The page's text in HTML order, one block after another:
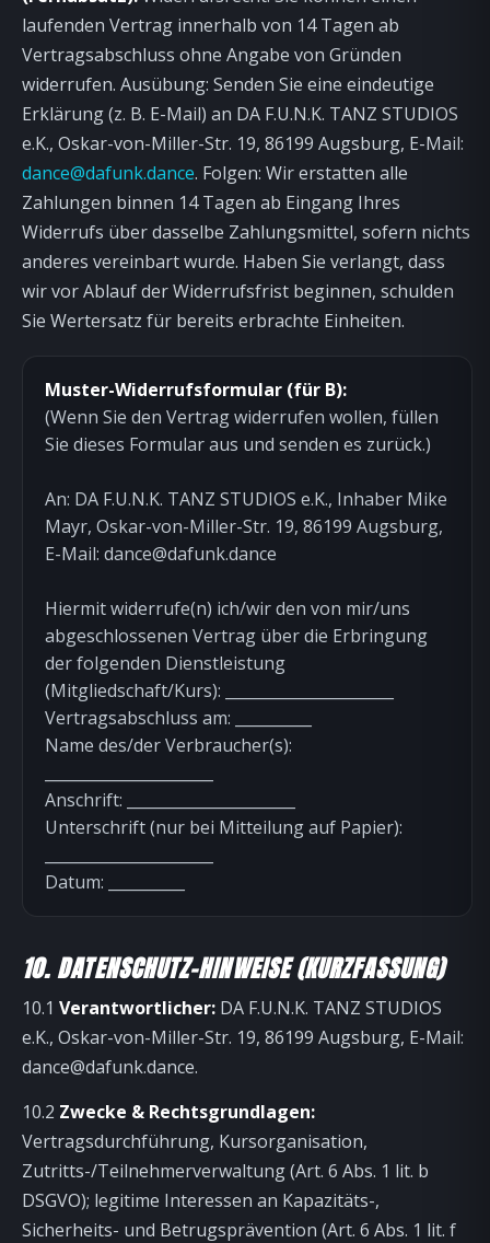
laufenden Vertrag innerhalb von 14 Tagen ab
Vertragsabschluss ohne Angabe von Gründen
widerrufen. Ausübung: Senden Sie eine eindeutige
Erklärung (z. B. E-Mail) an DA F.U.N.K. TANZ STUDIOS
e.K., Oskar-von-Miller-Str. 19, 86199 Augsburg, E-Mail:
dance@dafunk.dance. Folgen: Wir erstatten alle
Zahlungen binnen 14 Tagen ab Eingang Ihres
Widerrufs über dasselbe Zahlungsmittel, sofern nichts
anderes vereinbart wurde. Haben Sie verlangt, dass
wir vor Ablauf der Widerrufsfrist beginnen, schulden
Sie Wertersatz für bereits erbrachte Einheiten.
Muster-Widerrufsformular (für B):
(Wenn Sie den Vertrag widerrufen wollen, füllen
Sie dieses Formular aus und senden es zurück.)
An: DA F.U.N.K. TANZ STUDIOS e.K., Inhaber Mike
Mayr, Oskar-von-Miller-Str. 19, 86199 Augsburg,
E-Mail: dance@dafunk.dance
Hiermit widerrufe(n) ich/wir den von mir/uns
abgeschlossenen Vertrag über die Erbringung
der folgenden Dienstleistung
(Mitgliedschaft/Kurs): ______________________
Vertragsabschluss am: __________
Name des/der Verbraucher(s):
Anschrift: ______________________
Unterschrift (nur bei Mitteilung auf Papier):
Datum: __________
10. DATENSCHUTZ-HINWEISE (KURZFASSUNG)
10.1 Verantwortlicher: DA F.U.N.K. TANZ STUDIOS
e.K., Oskar-von-Miller-Str. 19, 86199 Augsburg, E-Mail:
dance@dafunk.dance.
10.2 Zwecke & Rechtsgrundlagen:
Vertragsdurchführung, Kursorganisation,
Zutritts-/Teilnehmerverwaltung (Art. 6 Abs. 1 lit. b
DSGVO); legitime Interessen an Kapazitäts-,
Sicherheits- und Betrugsprävention (Art. 6 Abs. 1 lit. f